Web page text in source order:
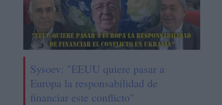
Sysoev: "EEUU quiere pasar a
Europa la responsabilidad de
financiar este conflicto"